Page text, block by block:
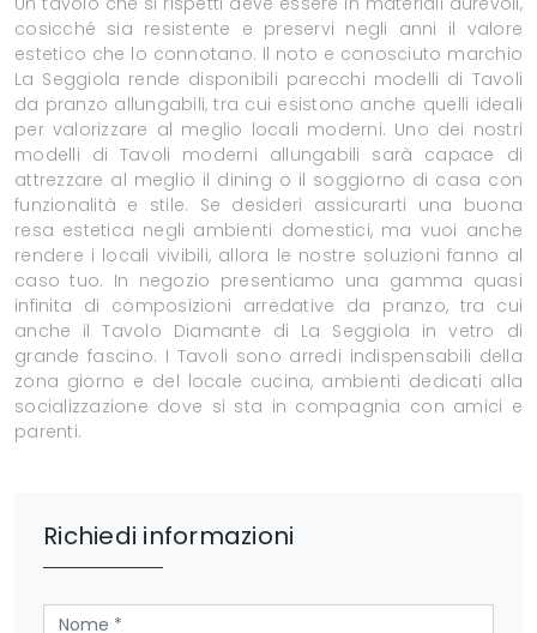
cosicché sia resistente e preservi negli anni il valore
estetico che lo connotano. Il noto e conosciuto marchio
La Seggiola rende disponibili parecchi modelli di Tavoli
da pranzo allungabili, tra cui esistono anche quelli ideali
per valorizzare al meglio locali moderni. Uno dei nostri
modelli di Tavoli moderni allungabili sarà capace di
attrezzare al meglio il dining o il soggiorno di casa con
funzionalità e stile. Se desideri assicurarti una buona
resa estetica negli ambienti domestici, ma vuoi anche
rendere i locali vivibili, allora le nostre soluzioni fanno al
caso tuo. In negozio presentiamo una gamma quasi
infinita di composizioni arredative da pranzo, tra cui
anche il Tavolo Diamante di La Seggiola in vetro di
grande fascino. I Tavoli sono arredi indispensabili della
zona giorno e del locale cucina, ambienti dedicati alla
socializzazione dove si sta in compagnia con amici e
parenti.
Richiedi informazioni